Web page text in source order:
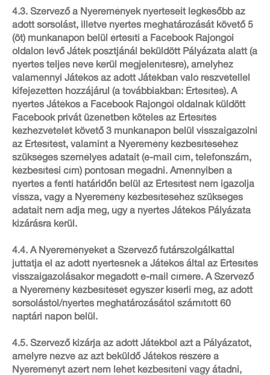
4.3. Szervező a Nyeremények nyerteseit legkésőbb az
adott sorsolást, illetve nyertes meghatározását követő 5
(öt) munkanapon belül értesíti a Facebook Rajongói
oldalon lévő Játék posztjánál beküldött Pályázata alatt (a
nyertes teljes neve kerül megjelenítésre), amelyhez
valamennyi Játékos az adott Játékban való részvétellel
kifejezetten hozzájárul (a továbbiakban: Értesítés). A
nyertes Játékos a Facebook Rajongói oldalnak küldött
Facebook privát üzenetben köteles az Értesítés
kézhezvételét követő 3 munkanapon belül visszaigazolni
az Értesítést, valamint a Nyeremény kézbesítéséhez
szükséges személyes adatait (e-mail cím, telefonszám,
kézbesítési cím) pontosan megadni. Amennyiben a
nyertes a fenti határidőn belül az Értesítést nem igazolja
vissza, vagy a Nyeremény kézbesítéséhez szükséges
adatait nem adja meg, úgy a nyertes Játékos Pályázata
kizárásra kerül.
4.4. A Nyereményeket a Szervező futárszolgálkattal
juttatja el az adott nyertesnek a Játékos által az Értesítés
visszaigazolásakor megadott e-mail címére. A Szervező
a Nyeremény kézbesítését egyszer kísérli meg, az adott
sorsolástól/nyertes meghatározásától számított 60
naptári napon belül.
4.5. Szervező kizárja az adott Játékból azt a Pályázatot,
amelyre nézve az azt beküldő Játékos részére a
Nyereményt azért nem lehet kézbesíteni vagy átadni,